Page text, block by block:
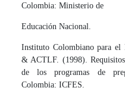
Colombia: Ministerio de
Educación Nacional.
Instituto Colombiano para el
& ACTLF. (1998).
de los programas de
Colombia: ICFES.